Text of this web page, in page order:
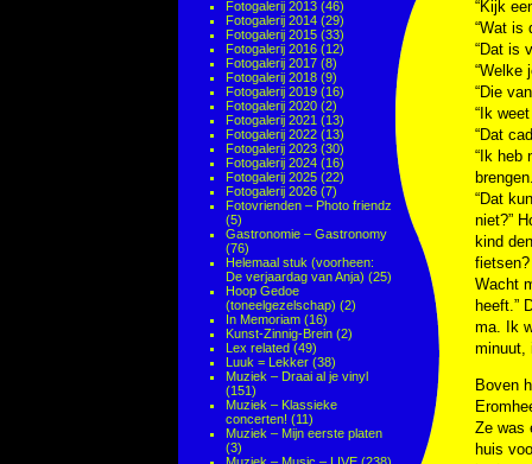
Fotogalerij 2013 (46)
Fotogalerij 2014 (29)
Fotogalerij 2015 (33)
Fotogalerij 2016 (12)
Fotogalerij 2017 (8)
Fotogalerij 2018 (9)
Fotogalerij 2019 (16)
Fotogalerij 2020 (2)
Fotogalerij 2021 (13)
Fotogalerij 2022 (13)
Fotogalerij 2023 (30)
Fotogalerij 2024 (16)
Fotogalerij 2025 (22)
Fotogalerij 2026 (7)
Fotovrienden – Photo friendz
(5)
Gastronomie – Gastronomy
(76)
Helemaal stuk (voorheen:
De verjaardag van Anja) (25)
Hoop Gedoe
(toneelgezelschap) (2)
In Memoriam (16)
Kunst-Zinnig-Brein (2)
Lex related (49)
Luuk = Lekker (38)
Muziek – Draai al je vinyl
(151)
Muziek – Klassieke
concerten! (11)
Muziek – Mijn eerste platen
(3)
“Kijk
“Wat is
“Dat is
“Welke
“Die
“Ik
“Dat
“Ik heb
“Dat
niet?”
kind
Wacht
heeft.”
ma. Ik
minuut,
Boven
Ze was
huis